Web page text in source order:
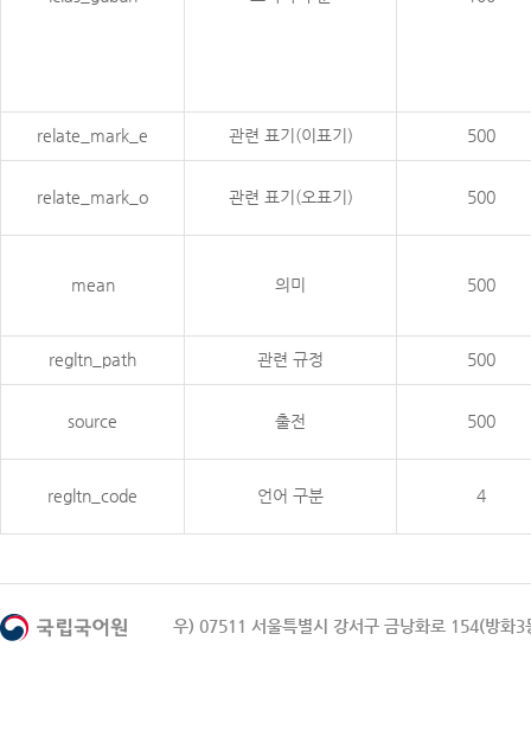
relate_mark_e 관련 표기(이표기) 500
relate_mark_o 관련 표기(오표기) 500
mean 의미 500
regltn_path 관련 규정 500
source 출전 500
regltn_code 언어 구분 4
우) 07511 서울특별시 강서구 금낭화로 154(방화3